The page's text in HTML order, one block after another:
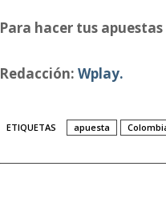
Para hacer tus
Redacción: Wplay.
ETIQUETAS apuesta